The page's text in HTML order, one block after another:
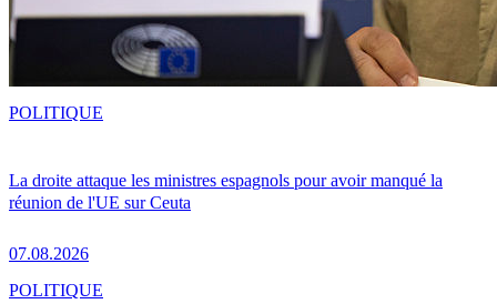
La droite attaque les ministres espagnols pour avoir manqué la
réunion de l'UE sur Ceuta
07.08.2026
POLITIQUE
POLITIQUE